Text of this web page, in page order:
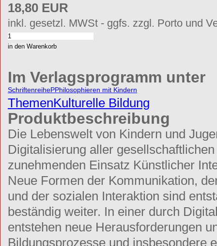
18,80 EUR
inkl. gesetzl. MWSt - ggfs. zzgl. Porto und
Im Verlagsprogramm unter
SchriftenreihePPhilosophieren mit Kindern
ThemenKulturelle Bildung
Produktbeschreibung
Die Lebenswelt von Kindern und
Digitalisierung aller
zunehmenden Einsatz Künstlicher
Neue Formen der Kommunikation,
und der sozialen Interaktion sind
beständig weiter. In einer durch
entstehen neue Herausforderungen
Bildungsprozesse und insbesondere